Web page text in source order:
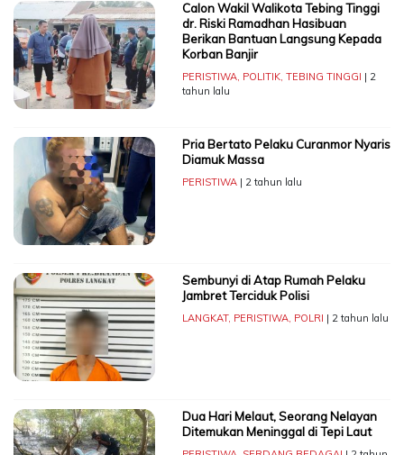
Calon Wakil Walikota Tebing Tinggi
dr. Riski Ramadhan Hasibuan
Berikan Bantuan Langsung Kepada
Korban Banjir
PERISTIWA, POLITIK, TEBING TINGGI | 2
tahun lalu
Pria Bertato Pelaku Curanmor Nyaris
Diamuk Massa
PERISTIWA| 2 tahun lalu
Sembunyi di Atap Rumah Pelaku
Jambret Terciduk Polisi
LANGKAT, PERISTIWA, POLRI | 2 tahun lalu
Dua Hari Melaut, Seorang Nelayan
Ditemukan Meninggal di Tepi Laut